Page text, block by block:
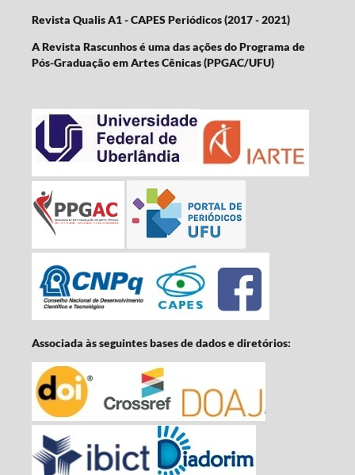
Revista Qualis A1 - CAPES Periódicos (2017 - 2021)
A Revista Rascunhos é uma das ações do Programa de
Pós-Graduação em Artes Cênicas (PPGAC/UFU)
Associada às seguintes bases de dados e diretórios: